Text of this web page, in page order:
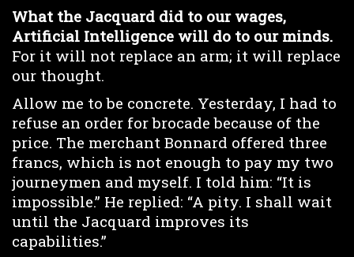
What the Jacquard did to our wages,
Artificial Intelligence will do to our minds.
For it will not replace an arm; it will replace
our thought.
Allow me to be concrete. Yesterday, I had to
refuse an order for brocade because of the
price. The merchant Bonnard offered three
francs, which is not enough to pay my two
journeymen and myself. I told him: “It is
impossible.” He replied: “A pity. I shall wait
until the Jacquard improves its
capabilities.”